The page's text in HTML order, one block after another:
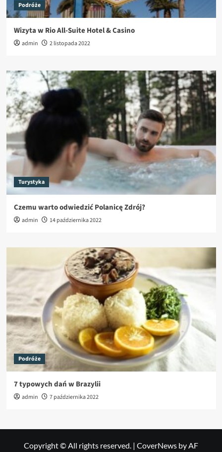
Podróże
Wizyta w Rio All-Suite Hotel & Casino
admin 2 listopada 2022
Turystyka
Czemu warto odwiedzić Polanicę Zdrój?
admin 14 października 2022
Podróże
7 typowych dań w Brazylii
admin 7 października 2022
Copyright © All rights reserved. | CoverNews by AF